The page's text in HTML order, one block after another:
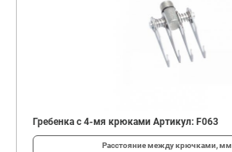
Гребенка с 4-мя крюками Артикул: F063
Расстояние между крючками, мм